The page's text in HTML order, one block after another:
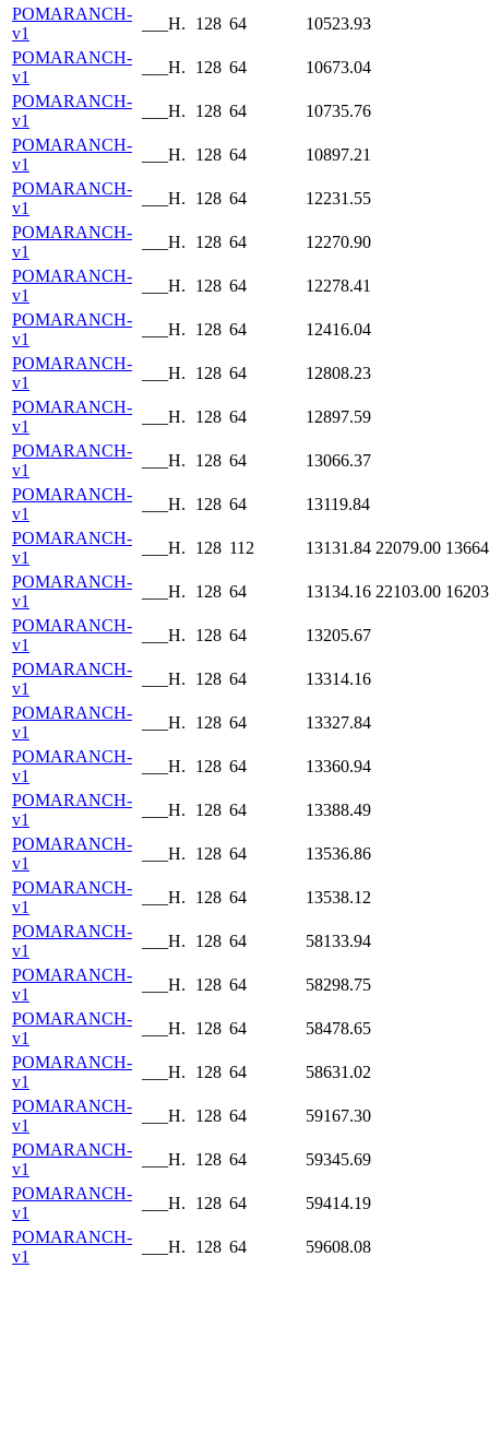
POMARANCH-
v1
___H. 128 64
10523.93
POMARANCH-
v1
___H. 128 64
10673.04
POMARANCH-
v1
___H. 128 64
10735.76
POMARANCH-
v1
___H. 128 64
10897.21
POMARANCH-
v1
___H. 128 64
12231.55
POMARANCH-
v1
___H. 128 64
12270.90
POMARANCH-
v1
___H. 128 64
12278.41
POMARANCH-
v1
___H. 128 64
12416.04
POMARANCH-
v1
___H. 128 64
12808.23
POMARANCH-
v1
___H. 128 64
12897.59
POMARANCH-
v1
___H. 128 64
13066.37
POMARANCH-
v1
___H. 128 64
13119.84
POMARANCH-
v1
___H. 128 112 13131.84 22079.00
POMARANCH-
v1
___H. 128 64 13134.16 22103.00
POMARANCH-
v1
___H. 128 64
13205.67
POMARANCH-
v1
___H. 128 64
13314.16
POMARANCH-
v1
___H. 128 64
13327.84
POMARANCH-
v1
___H. 128 64
13360.94
POMARANCH-
v1
___H. 128 64
13388.49
POMARANCH-
v1
___H. 128 64
13536.86
POMARANCH-
v1
___H. 128 64
13538.12
POMARANCH-
v1
___H. 128 64
58133.94
POMARANCH-
v1
___H. 128 64
58298.75
POMARANCH-
v1
___H. 128 64
58478.65
POMARANCH-
v1
___H. 128 64
58631.02
POMARANCH-
v1
___H. 128 64
59167.30
POMARANCH-
v1
___H. 128 64
59345.69
POMARANCH-
v1
___H. 128 64
59414.19
POMARANCH-
v1
___H. 128 64 59608.08